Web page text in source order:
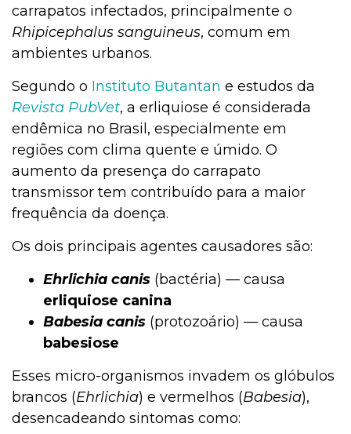
carrapatos infectados, principalmente o
Rhipicephalus sanguineus, comum em
ambientes urbanos.
Segundo o Instituto Butantan e estudos da
Revista PubVet, a erliquiose é considerada
endêmica no Brasil, especialmente em
regiões com clima quente e úmido. O
aumento da presença do carrapato
transmissor tem contribuído para a maior
frequência da doença.
Os dois principais agentes causadores são:
Ehrlichia canis (bactéria) — causa
erliquiose canina
Babesia canis (protozoário) — causa
babesiose
Esses micro-organismos invadem os glóbulos
brancos (Ehrlichia) e vermelhos (Babesia),
desencadeando sintomas como: